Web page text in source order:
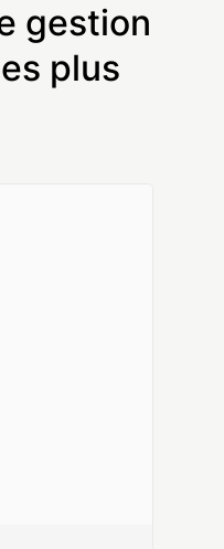
gestion
plus